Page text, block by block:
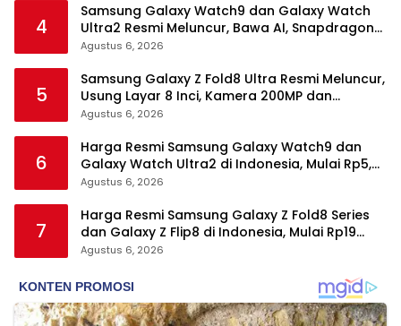
4
Samsung Galaxy Watch9 dan Galaxy Watch
Ultra2 Resmi Meluncur, Bawa AI, Snapdragon
Wear Elite, dan Fitur Kesehatan Baru
Agustus 6, 2026
5
Samsung Galaxy Z Fold8 Ultra Resmi Meluncur,
Usung Layar 8 Inci, Kamera 200MP dan
Snapdragon 8 Elite Gen 5
Agustus 6, 2026
6
Harga Resmi Samsung Galaxy Watch9 dan
Galaxy Watch Ultra2 di Indonesia, Mulai Rp5,9
Jutaan
Agustus 6, 2026
7
Harga Resmi Samsung Galaxy Z Fold8 Series
dan Galaxy Z Flip8 di Indonesia, Mulai Rp19
Jutaan
Agustus 6, 2026